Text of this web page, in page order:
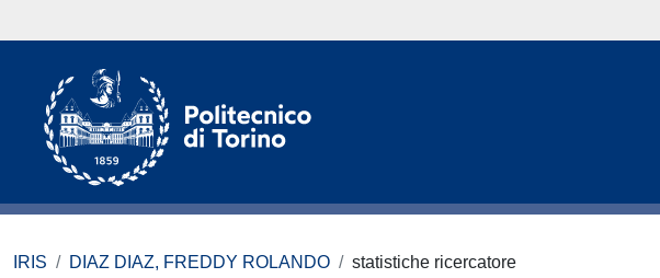
IRIS DIAZ DIAZ, FREDDY ROLANDO statistiche ricercatore